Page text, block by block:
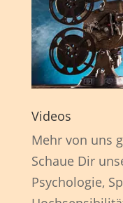
Videos
Mehr von uns
Schaue Dir
Psychologie,